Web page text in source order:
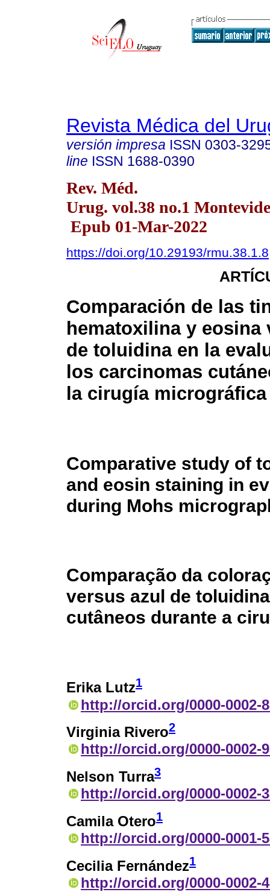
Revista Médica del
versión impresa ISSN 0303-
line ISSN 1688-0390
Rev. Méd.
Urug. vol.38 no.1
Epub 01-Mar-2022
https://doi.org/10.29193/rmu.38.1.8
Comparación de las
hematoxilina y eosina
de toluidina en la
los carcinomas
la cirugía
Comparative study of
and eosin staining in
during Mohs
Comparação da
versus azul de
cutâneos durante a
Erika Lutz1
http://orcid.org/0000-0002-
Virginia Rivero2
http://orcid.org/0000-0002-
Nelson Turra3
http://orcid.org/0000-0002-
Camila Otero1
http://orcid.org/0000-0001-
Cecilia Fernández1
http://orcid.org/0000-0002-